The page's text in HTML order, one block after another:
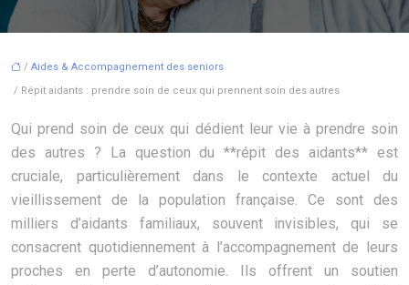
/ Aides & Accompagnement des seniors
/ Répit aidants : prendre soin de ceux qui prennent soin des autres
Qui prend soin de ceux qui dédient leur vie à prendre soin
des autres ? La question du **répit des aidants** est
cruciale, particulièrement dans le contexte actuel du
vieillissement de la population française. Ce sont des
milliers d’aidants familiaux, souvent invisibles, qui se
consacrent quotidiennement à l’accompagnement de leurs
proches en perte d’autonomie. Ils offrent un soutien